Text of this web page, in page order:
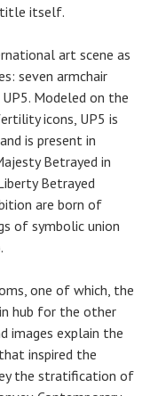
title itself.
art scene as
seven armchair
Modeled on the
icons, UP5 is
is present in
Betrayed in
Betrayed
are born of
of symbolic union
one of which, the
hub for the other
images explain the
inspired the
the stratification of